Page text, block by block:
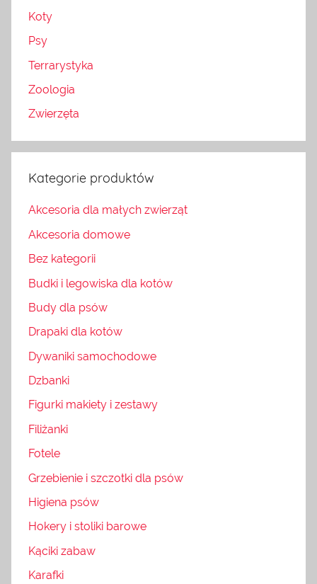
Koty
Psy
Terrarystyka
Zoologia
Zwierzęta
Kategorie produktów
Akcesoria dla małych zwierząt
Akcesoria domowe
Bez kategorii
Budki i legowiska dla kotów
Budy dla psów
Drapaki dla kotów
Dywaniki samochodowe
Dzbanki
Figurki makiety i zestawy
Filiżanki
Fotele
Grzebienie i szczotki dla psów
Higiena psów
Hokery i stoliki barowe
Kąciki zabaw
Karafki